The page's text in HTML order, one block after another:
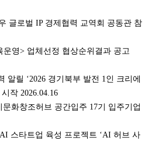
글로벌 IP 경제협력 교역회 공동관 참
영> 업체선정 협상순위결과 공고
알릴 ‘2026 경기북부 발전 1인 크리에
작 2026.04.16
화창조허브 공간입주 17기 입주기업
스타트업 육성 프로젝트 ‘AI 허브 사